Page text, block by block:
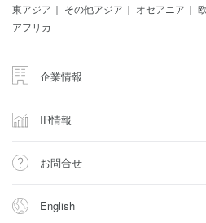
東アジア
その他アジア オセアニア
アフリカ
企業情報
IR情報
お問合せ
English